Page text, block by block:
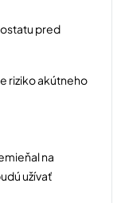
pred
riziko akútneho
na
užívať